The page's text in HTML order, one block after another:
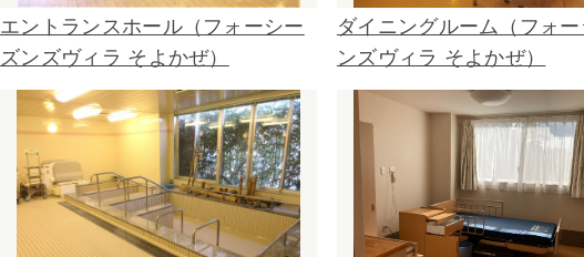
エントランスホール（フォーシー
ズンズヴィラ そよかぜ）
ダイニングルーム（フォ
ンズヴィラ そよかぜ）